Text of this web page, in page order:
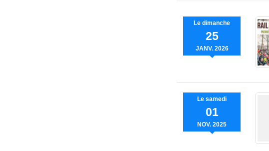
Le dimanche
25
JANV. 2026
Le samedi
01
NOV. 2025